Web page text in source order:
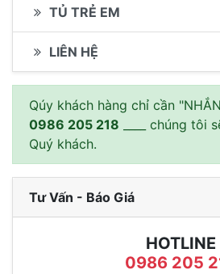
TỦ TRẺ EM
LIÊN HỆ
Qúy khách hàng chỉ cần "NHẮN
0986 205 218 ____ chúng tôi
Quý khách.
Tư Vấn - Báo Giá
HOTLINE
0986 205